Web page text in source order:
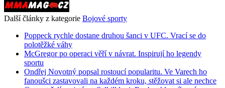
Další články z kategorie Bojové sporty
Poppeck rychle dostane druhou šanci v UFC. Vrací se do
polotěžké váhy
McGregor po operaci věří v návrat. Inspirují ho legendy
sportu
Ondřej Novotný popsal rostoucí popularitu. Ve Varech ho
fanoušci zastavovali na každém kroku, stěžovat si ale nechce